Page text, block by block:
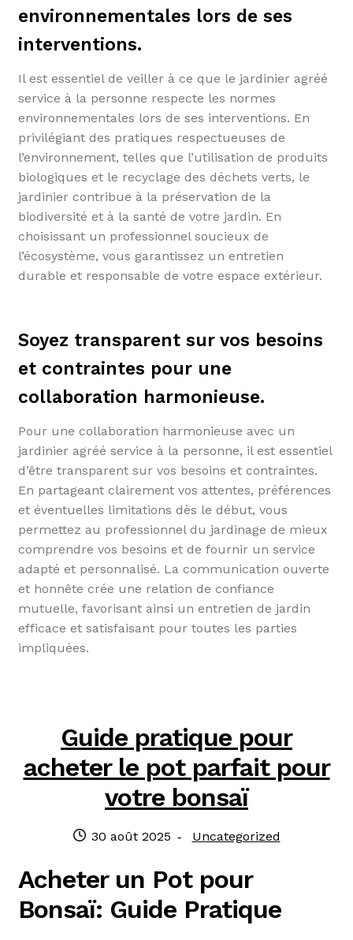
environnementales lors de ses
interventions.
Il est essentiel de veiller à ce que le jardinier agréé
service à la personne respecte les normes
environnementales lors de ses interventions. En
privilégiant des pratiques respectueuses de
l’environnement, telles que l’utilisation de produits
biologiques et le recyclage des déchets verts, le
jardinier contribue à la préservation de la
biodiversité et à la santé de votre jardin. En
choisissant un professionnel soucieux de
l’écosystème, vous garantissez un entretien
durable et responsable de votre espace extérieur.
Soyez transparent sur vos besoins
et contraintes pour une
collaboration harmonieuse.
Pour une collaboration harmonieuse avec un
jardinier agréé service à la personne, il est essentiel
d’être transparent sur vos besoins et contraintes.
En partageant clairement vos attentes, préférences
et éventuelles limitations dès le début, vous
permettez au professionnel du jardinage de mieux
comprendre vos besoins et de fournir un service
adapté et personnalisé. La communication ouverte
et honnête crée une relation de confiance
mutuelle, favorisant ainsi un entretien de jardin
efficace et satisfaisant pour toutes les parties
impliquées.
Guide pratique pour
acheter le pot parfait pour
votre bonsaï
Publié
30 août 2025
Catégorie
Uncategorized
Acheter un Pot pour
Bonsaï: Guide Pratique